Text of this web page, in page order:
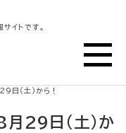
イトです。
日（土）から！
29日（土）か